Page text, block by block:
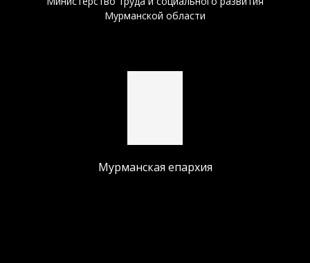
Мурманской области
Мурманская епархия